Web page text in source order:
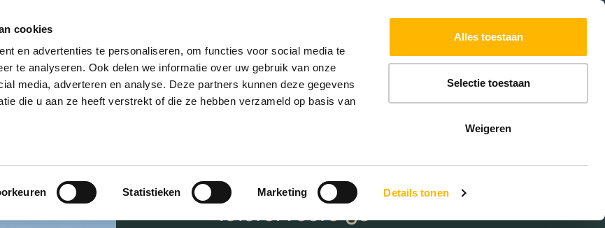
cookies
en advertenties te personaliseren, om functies voor social media te
te analyseren. Ook delen we informatie over uw gebruik van onze
media, adverteren en analyse. Deze partners kunnen deze gegevens
die u aan ze heeft verstrekt of die ze hebben verzameld op basis van
Statistieken Marketing Details tonen
Alles toestaan
Selectie toestaan
Weigeren
EXTRA DIENSTEN
IJlsterveste 58